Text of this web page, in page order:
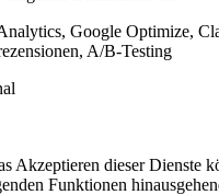
Google Optimize,
A/B-Testing
Akzeptieren dieser Dienste
Funktionen